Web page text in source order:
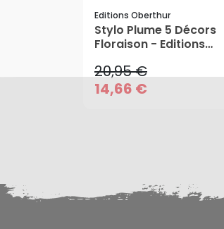
Editions Oberthur
Stylo Plume 5 Décors
Floraison - Editions
20,95 €
14,66 €
20,95 €
14,66 €
AJOUTER AU PANIER